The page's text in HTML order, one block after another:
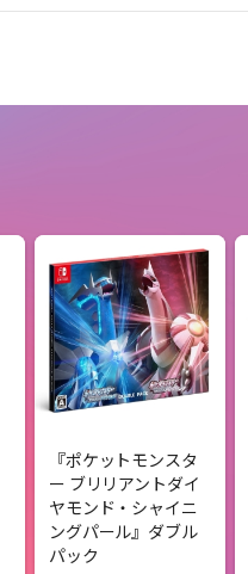
『ポケットモンスタ
ー ブリリアントダイ
ヤモンド・シャイニ
ングパール』ダブル
パック